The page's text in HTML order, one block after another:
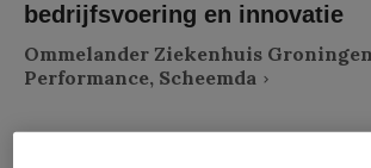
bedrijfsvoering en innovatie
Ommelander Ziekenhuis
Performance, Scheemda